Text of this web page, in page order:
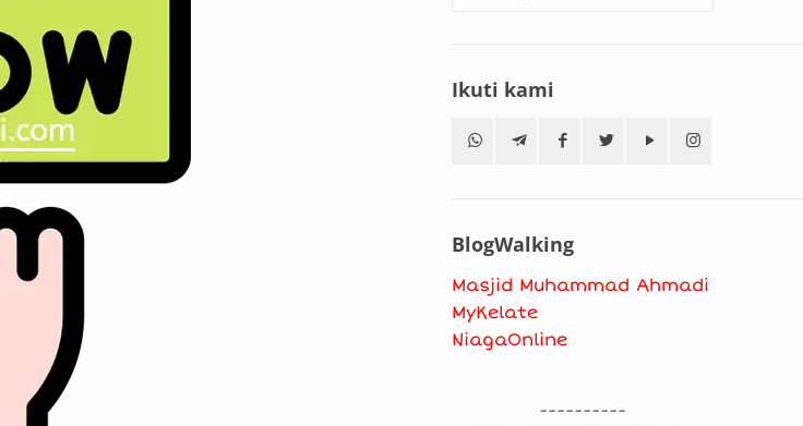
Ikuti kami
BlogWalking
Masjid Muhammad Ahmadi
MyKelate
NiagaOnline
----------